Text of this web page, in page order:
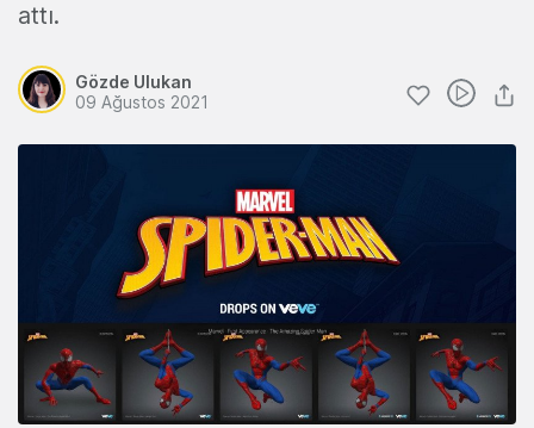
attı.
Gözde Ulukan
09 Ağustos 2021